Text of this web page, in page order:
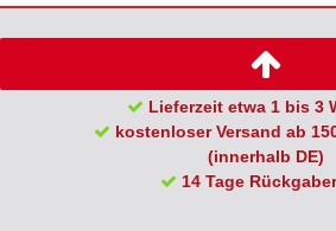
Lieferzeit etwa 1 bis 3
kostenloser Versand ab
(innerhalb DE)
14 Tage